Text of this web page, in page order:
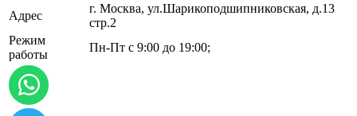
Адрес
г. Москва, ул.​​Шарикоподшипниковская, д.13
стр.2
Режим
работы
Пн-Пт с 9:00 до 19:00;